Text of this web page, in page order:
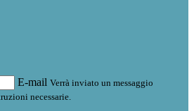
E-mail Verrà inviato un messaggio
necessarie.